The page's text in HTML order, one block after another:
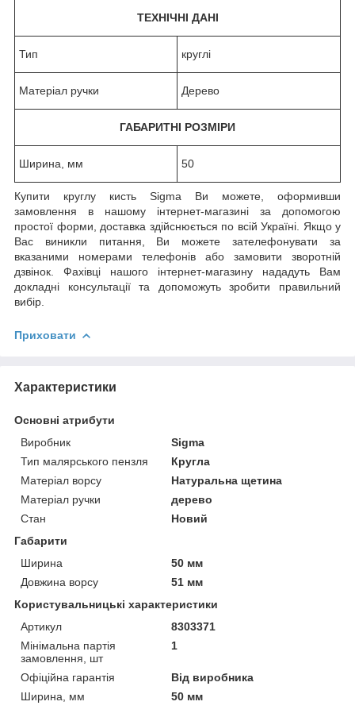
ТЕХНІЧНІ ДАНІ
Тип круглі
Матеріал ручки Дерево
ГАБАРИТНІ РОЗМІРИ
Ширина, мм 50
Купити круглу кисть Sigma Ви можете, оформивши
замовлення в нашому інтернет-магазині за допомогою
простої форми, доставка здійснюється по всій Україні. Якщо у
Вас виникли питання, Ви можете зателефонувати за
вказаними номерами телефонів або замовити зворотній
дзвінок. Фахівці нашого інтернет-магазину нададуть Вам
докладні консультації та допоможуть зробити правильний
вибір.
Приховати
Характеристики
Основні атрибути
Виробник
Sigma
Тип малярського пензля
Кругла
Матеріал ворсу
Натуральна щетина
Матеріал ручки
дерево
Стан
Новий
Габарити
Ширина
50 мм
Довжина ворсу
51 мм
Користувальницькі характеристики
Артикул
8303371
Мінімальна партія
замовлення, шт
1
Офіційна гарантія
Від виробника
Ширина, мм
50 мм